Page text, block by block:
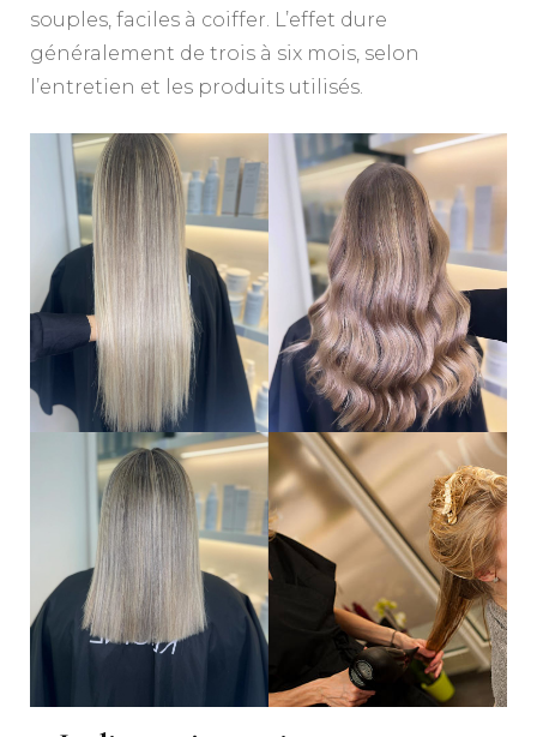
souples, faciles à coiffer. L’effet dure
généralement de trois à six mois, selon
l’entretien et les produits utilisés.